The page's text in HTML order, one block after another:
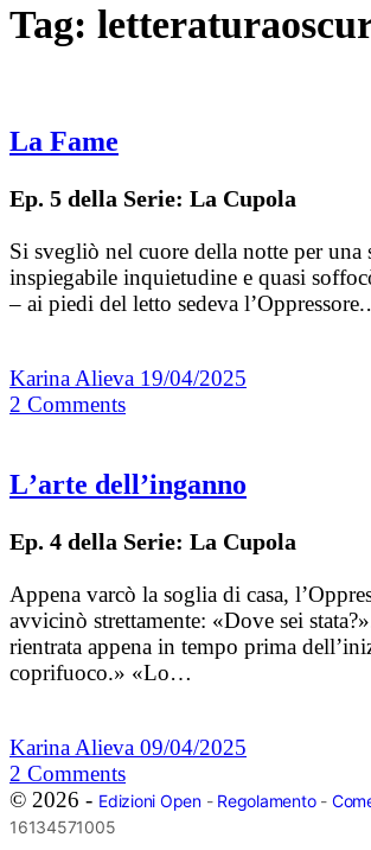
Tag:
La Fame
Ep. 5 della Serie: La Cupola
Si svegliò nel cuore della notte per una
inspiegabile inquietudine e quasi
– ai piedi del letto sedeva
Karina Alieva 19/04/2025
2 Comments
Lʼarte dellʼinganno
Ep. 4 della Serie: La Cupola
Appena varcò la soglia di casa,
avvicinò strettamente: «Dove sei
rientrata appena in tempo prima
coprifuoco.» «Lo…
Karina Alieva 09/04/2025
2 Comments
© 2026 - Edizioni Open- Regolamento-
16134571005